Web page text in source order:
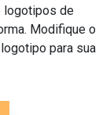
logotipos de
Modifique o
para sua